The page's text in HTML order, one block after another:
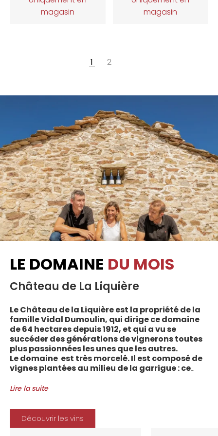
magasin
magasin
1 2
LE DOMAINE DU MOIS
Château de La Liquière
Le Château de la Liquière est la propriété de la
famille Vidal Dumoulin, qui dirige ce domaine
de 64 hectares depuis 1912, et qui a vu se
succéder des générations de vignerons toutes
plus passionnées les unes que les autres.
Le domaine est très morcelé. Il est composé de
vignes plantées au milieu de la garrigue : ce
entre les villages d’Autignac, Caussiniojouls,
l’Appellation. La grande majorité des parcelles,
sur sols de schistes, font face au sud, à la
Méditerranée.
Lire la suite
Découvrir les vins